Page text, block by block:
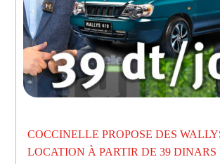
COCCINELLE PROPOSE DES
LOCATION À PARTIR DE 39 DINARS